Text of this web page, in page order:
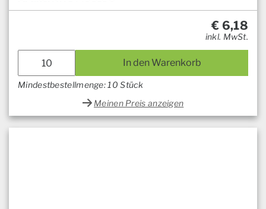
€ 6,18
inkl. MwSt.
In den Warenkorb
Mindestbestellmenge: 10 Stück
Meinen Preis anzeigen